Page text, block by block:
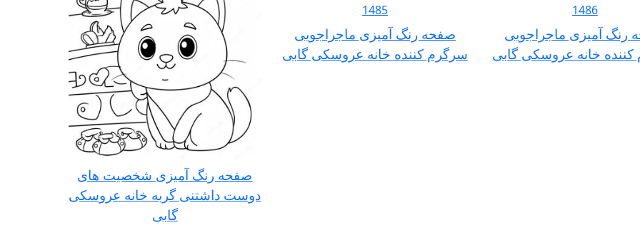
صفحه رنگ آمیزی شخصیت های
دوست داشتنی گربه خانه عروسکی
گابی
صفحه رنگ آمیزی ماجراجویی
سرگرم کننده خانه عروسکی گابی
رنگ آمیزی ماجراجویی
خانه عروسکی گابی